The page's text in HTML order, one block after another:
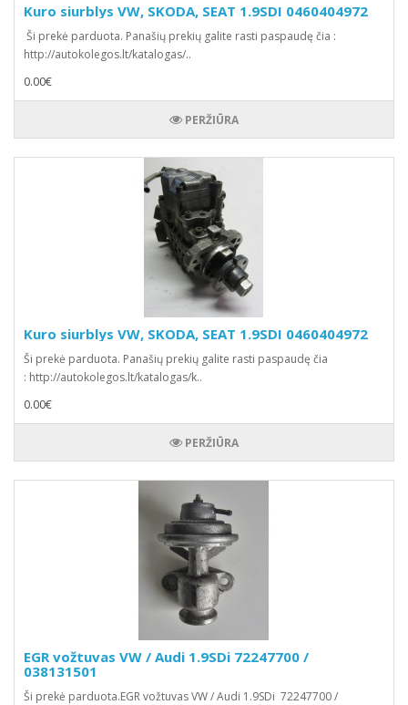
Kuro siurblys VW, SKODA, SEAT 1.9SDI 0460404972
Ši prekė parduota. Panašių prekių galite rasti paspaudę čia :
http://autokolegos.lt/katalogas/..
0.00€
PERŽIŪRA
Kuro siurblys VW, SKODA, SEAT 1.9SDI 0460404972
Ši prekė parduota. Panašių prekių galite rasti paspaudę čia
: http://autokolegos.lt/katalogas/k..
0.00€
PERŽIŪRA
EGR vožtuvas VW / Audi 1.9SDi 72247700 /
038131501
Ši prekė parduota.EGR vožtuvas VW / Audi 1.9SDi 72247700 /